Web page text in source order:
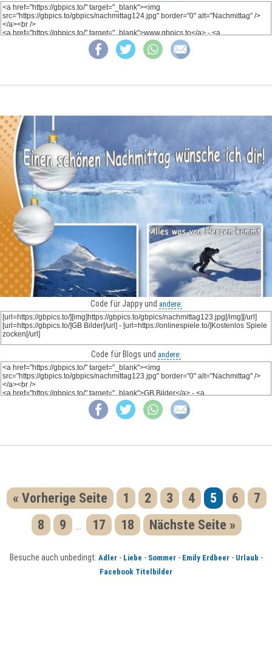
Code für Jappy und andere:
Code für Blogs und andere:
« Vorherige Seite 1 2 3 4 5 6
7
8
9 17 18 Nächste Seite »
Besuche auch unbedingt: Adler- Liebe - Sommer- Emily Erdbeer- Urlaub -
Facebook Titelbilder